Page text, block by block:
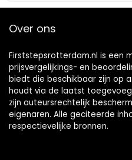
Over ons
Firststepsrotterdam.nl is een
prijsvergelijkings- en
biedt die beschikbaar zijn op
houdt via de laatst
zijn auteursrechtelijk
eigenaren. Alle geciteerde
respectievelijke bronnen.